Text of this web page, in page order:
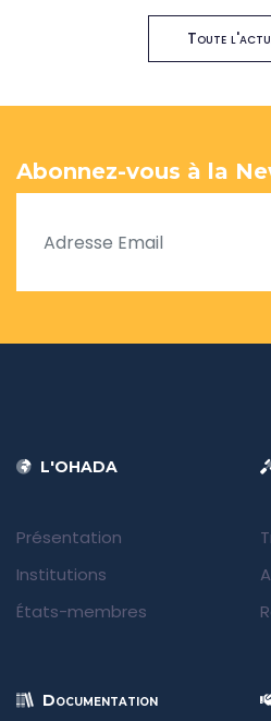
Toute
Abonnez-vous à la
L'OHADA
Présentation
Institutions
États-membres
Documentation